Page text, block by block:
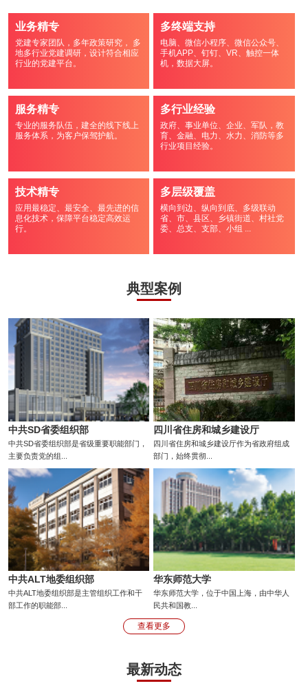
业务精专
党建专家团队，多年政策研究， 多
地多行业党建调研，设计符合相应
行业的党建平台。
多终端支持
电脑、微信小程序、微信公众号、
手机APP、钉钉、VR、触控一体
机，数据大屏。
服务精专
专业的服务队伍，建全的线下线上
服务体系，为客户保驾护航。
多行业经验
政府、事业单位、企业、军队，教
育、金融、电力、水力、消防等多
行业项目经验。
技术精专
应用最稳定、最安全、最先进的信
息化技术，保障平台稳定高效运
行。
多层级覆盖
横向到边、纵向到底、多级联动
省、市、县区、乡镇街道、村社党
委、总支、支部、小组 ...
典型案例
中共SD省委组织部
中共SD省委组织部是省级重要职能部门，
主要负责党的组...
四川省住房和城乡建设厅
四川省住房和城乡建设厅作为省政府组成
部门，始终贯彻...
中共ALT地委组织部
中共ALT地委组织部是主管组织工作和干
部工作的职能部...
华东师范大学
华东师范大学，位于中国上海，由中华人
民共和国教...
查看更多
最新动态